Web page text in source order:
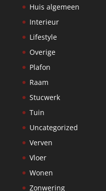
Huis algemeen
Interieur
Lifestyle
Overige
Plafon
Raam
Stucwerk
Tuin
Uncategorized
Verven
Vloer
Wonen
Zonwering